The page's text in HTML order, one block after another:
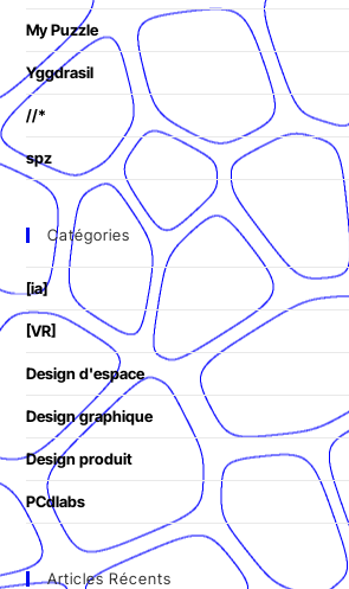
My Puzzle
Yggdrasil
//*
spz
Catégories
[ia]
[VR]
Design d'espace
Design graphique
Design produit
PCdlabs
Articles Récents